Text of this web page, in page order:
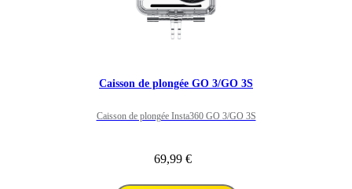
Caisson de plongée GO 3/GO 3S
Caisson de plongée Insta360 GO 3/GO 3S
69,99 €